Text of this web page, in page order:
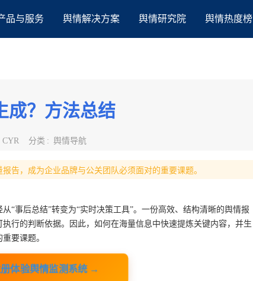
品与服务 舆情解决方案 舆情研究院 舆情热度榜
成？方法总结
CYR 分类 : 舆情导航
告，成为企业品牌与公关团队必须面对的重要课题。
“事后总结”转变为“实时决策工具”。一份高效、结构清晰的舆情报
行的判断依据。因此，如何在海量信息中快速提炼关键内容，并生
要课题。
验舆情监测系统 →